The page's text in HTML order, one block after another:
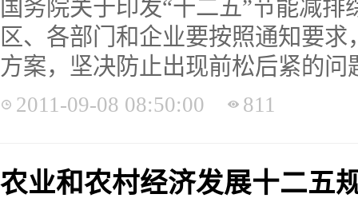
国务院关于印发“十二五”节能减
区、各部门和企业要按照通知要
方案，坚决防止出现前松后紧的问
2011-09-08 08:50:00 811
农业和农村经济发展十二五